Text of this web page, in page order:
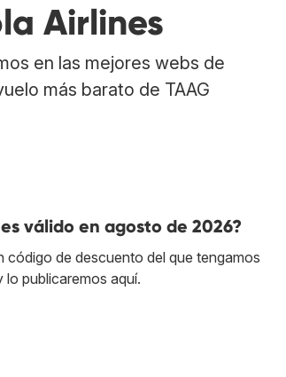
Airlines
en las mejores webs de
más barato de TAAG
válido en agosto de 2026?
código de descuento del que tengamos
lo publicaremos aquí.